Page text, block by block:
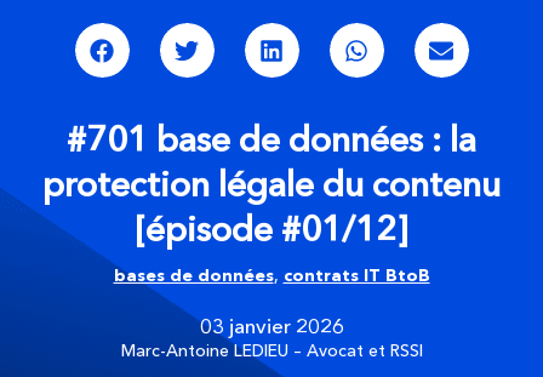
#701 base de données : la
protection légale du contenu
[épisode #01/12]
03 janvier 2026
Marc-Antoine LEDIEU – Avocat et RSSI
bases de données, contrats IT BtoB